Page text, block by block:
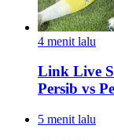
4 menit lalu
Link Live
Persib vs
5 menit lalu